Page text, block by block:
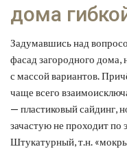
дома
Задумавшись над
фасад загородного
с массой вариантов.
чаще всего
— пластиковый сайдинг,
зачастую не проходит по
Штукатурный, т.н.